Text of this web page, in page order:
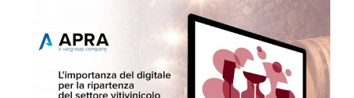
immagine